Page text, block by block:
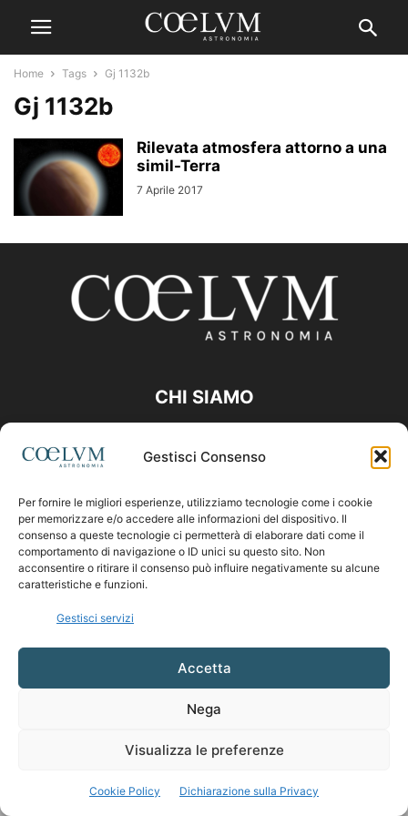
Gestisci Consenso
Per fornire le migliori esperienze, utilizziamo tecnologie come i cookie
per memorizzare e/o accedere alle informazioni del dispositivo. Il
consenso a queste tecnologie ci permetterà di elaborare dati come il
comportamento di navigazione o ID unici su questo sito. Non
acconsentire o ritirare il consenso può influire negativamente su alcune
caratteristiche e funzioni.
Gestisci servizi
Accetta
Nega
Visualizza le preferenze
Cookie Policy Dichiarazione sulla Privacy
Home Tags Gj 1132b
Gj 1132b
Rilevata atmosfera attorno a una
simil-Terra
7 Aprile 2017
CHI SIAMO
Contattaci:coelumastro@coelum.com
SEGUICI